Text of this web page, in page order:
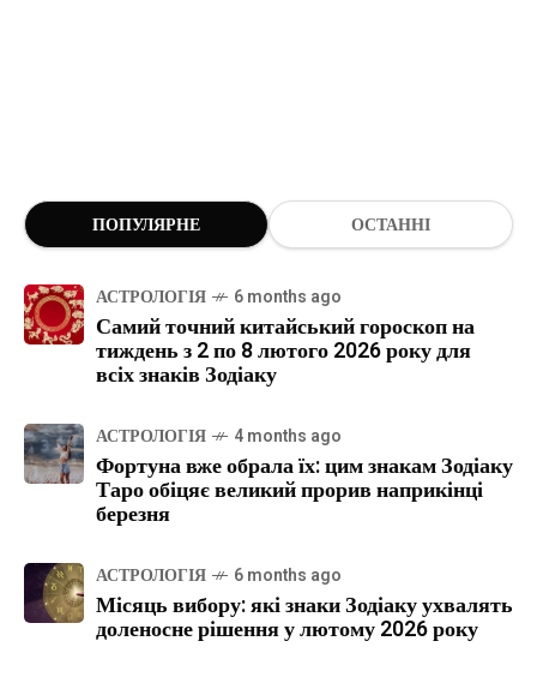
ПОПУЛЯРНЕ ОСТАННІ
АСТРОЛОГІЯ 6 months ago
Самий точний китайський гороскоп на
тиждень з 2 по 8 лютого 2026 року для
всіх знаків Зодіаку
АСТРОЛОГІЯ 4 months ago
Фортуна вже обрала їх: цим знакам Зодіаку
Таро обіцяє великий прорив наприкінці
березня
АСТРОЛОГІЯ 6 months ago
Місяць вибору: які знаки Зодіаку ухвалять
доленосне рішення у лютому 2026 року